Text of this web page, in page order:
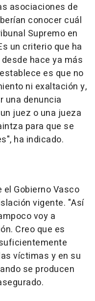
asociaciones de
conocer cuál
Supremo en
un criterio que ha
hace ya más
es que no
ni exaltación y,
una denuncia
juez o una jueza
para que se
ha indicado.
el Gobierno Vasco
vigente. "Así
voy a
Creo que es
víctimas y en su
se producen